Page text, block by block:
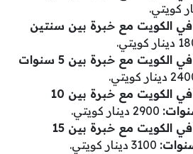
الكويت مع خبرة بين سنتين
راتب طيار مدني في الكويت مع خبرة بين 5 سنوات
راتب طيار مدني في الكويت مع خبرة بين 10
راتب طيار مدني في الكويت مع خبرة بين 15